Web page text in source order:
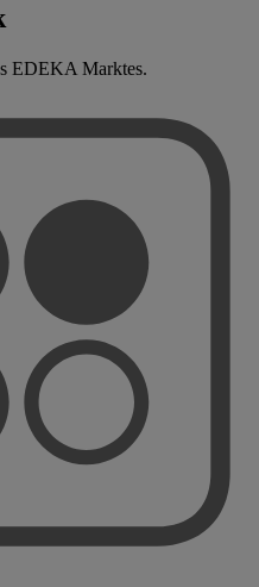
EDEKA Marktes.